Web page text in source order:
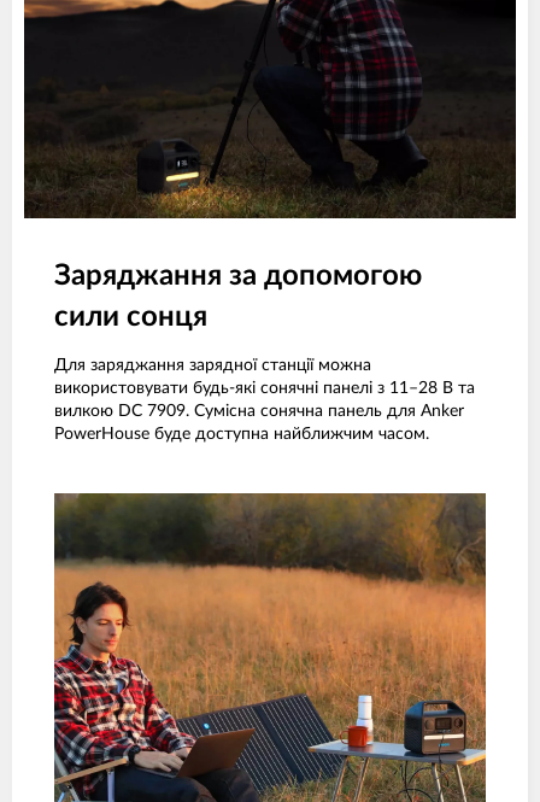
Заряджання за допомогою
сили сонця
Для заряджання зарядної станції можна
використовувати будь-які сонячні панелі з 11–28 В та
вилкою DC 7909. Сумісна сонячна панель для Anker
PowerHouse буде доступна найближчим часом.